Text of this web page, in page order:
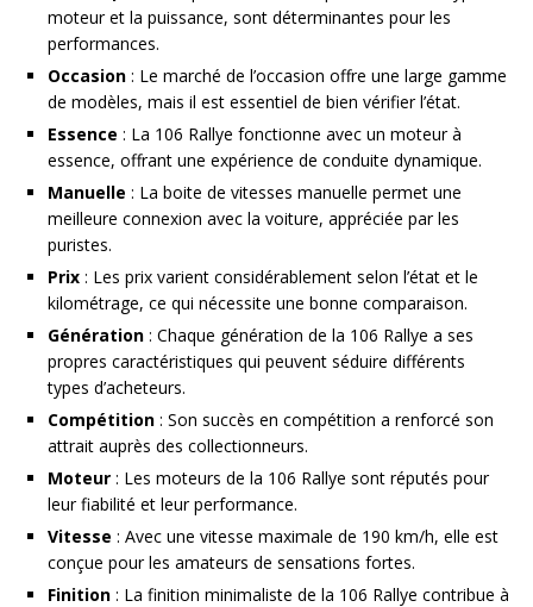
moteur et la puissance, sont déterminantes pour les
performances.
Occasion : Le marché de l’occasion offre une large gamme
de modèles, mais il est essentiel de bien vérifier l’état.
Essence : La 106 Rallye fonctionne avec un moteur à
essence, offrant une expérience de conduite dynamique.
Manuelle : La boite de vitesses manuelle permet une
meilleure connexion avec la voiture, appréciée par les
puristes.
Prix : Les prix varient considérablement selon l’état et le
kilométrage, ce qui nécessite une bonne comparaison.
Génération : Chaque génération de la 106 Rallye a ses
propres caractéristiques qui peuvent séduire différents
types d’acheteurs.
Compétition : Son succès en compétition a renforcé son
attrait auprès des collectionneurs.
Moteur : Les moteurs de la 106 Rallye sont réputés pour
leur fiabilité et leur performance.
Vitesse : Avec une vitesse maximale de 190 km/h, elle est
conçue pour les amateurs de sensations fortes.
Finition : La finition minimaliste de la 106 Rallye contribue à